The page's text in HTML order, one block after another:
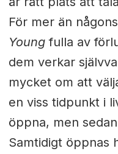
För mer än
Youngfulla av
dem verkar
mycket om att
en viss tidpunkt i
öppna, men
Samtidigt öppnas